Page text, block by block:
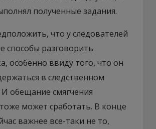
полученные задания.
что у следователей
способы разговорить
особенно ввиду того, что он
в следственном
И обещание смягчения
может сработать. В конце
важнее все-таки не то,